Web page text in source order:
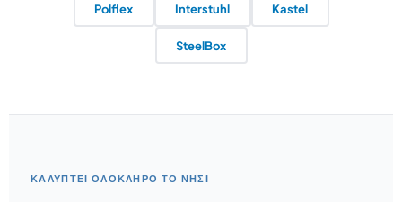
Polflex Interstuhl Kastel
SteelBox
ΚΑΛΎΠΤΕΙ ΟΛΌΚΛΗΡΟ ΤΟ ΝΗΣΊ